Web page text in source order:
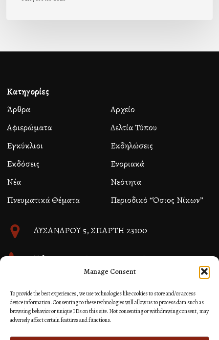
Manage Consent
To provide the best experiences, we use technologies like cookies to store and/or access
device information. Consenting to these technologies will allow us to process data such as
browsing behavior or unique IDs on this site. Not consenting or withdrawing consent, may
adversely affect certain features and functions.
Κατηγορίες
Άρθρα
Αρχείο
Αφιερώματα
Δελτία Τύπου
Εγκύκλιοι
Εκδηλώσεις
Εκδόσεις
Ενοριακά
Νέα
Νεότητα
Πνευματικά Θέματα
Περιοδικό “Όσιος Νίκων”
ΛΥΣΑΝΔΡΟΥ 5, ΣΠΑΡΤΗ 23100
Τηλ. 27310 26580 και 27310 26581